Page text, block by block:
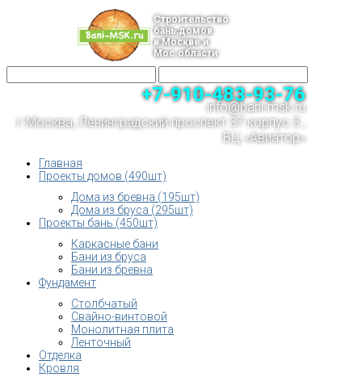
Строительство
бань,домов
в Москве и
Мос.области
+7-910-483-93-76
info@bani-msk.ru
г.Москва, Ленинградский проспект 37 корпус 3 ,
БЦ «Авиатор»
Главная
Проекты домов (490шт)
Дома из бревна (195шт)
Дома из бруса (295шт)
Проекты бань (450шт)
Каркасные бани
Бани из бруса
Бани из бревна
Фундамент
Столбчатый
Свайно-винтовой
Монолитная плита
Ленточный
Отделка
Кровля